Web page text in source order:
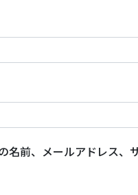
前、メールアドレス、